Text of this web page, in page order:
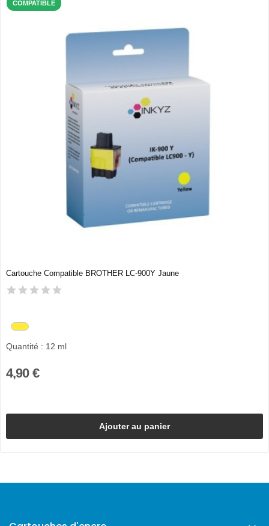
COMPATIBLE
Cartouche Compatible BROTHER LC-900Y Jaune
Quantité : 12 ml
4,90 €
Ajouter au panier